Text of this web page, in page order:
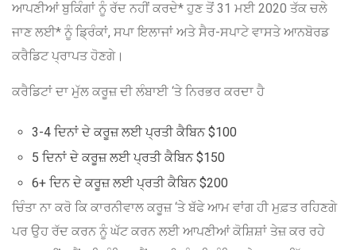
ਆਪਣੀਆਂ ਬੁਕਿੰਗਾਂ ਨੂੰ ਰੱਦ ਨਹੀਂ ਕਰਦੇ* ਹੁਣ ਤੋਂ 31 ਮਈ 2020 ਤੱਕ ਚਲੇ
ਜਾਣ ਲਈ* ਨੂੰ ਡ੍ਰਿੰਕਾਂ, ਸਪਾ ਇਲਾਜਾਂ ਅਤੇ ਸੈਰ-ਸਪਾਟੇ ਵਾਸਤੇ ਆਨਬੋਰਡ
ਕਰੈਡਿਟ ਪ੍ਰਾਪਤ ਹੋਣਗੇ।
ਕਰੈਡਿਟਾਂ ਦਾ ਮੁੱਲ ਕਰੂਜ਼ ਦੀ ਲੰਬਾਈ ‘ਤੇ ਨਿਰਭਰ ਕਰਦਾ ਹੈ
3-4 ਦਿਨਾਂ ਦੇ ਕਰੂਜ਼ ਲਈ ਪ੍ਰਤੀ ਕੈਬਿਨ $100
5 ਦਿਨਾਂ ਦੇ ਕਰੂਜ਼ ਲਈ ਪ੍ਰਤੀ ਕੈਬਿਨ $150
6+ ਦਿਨ ਦੇ ਕਰੂਜ਼ ਲਈ ਪ੍ਰਤੀ ਕੈਬਿਨ $200
ਚਿੰਤਾ ਨਾ ਕਰੋ ਕਿ ਕਾਰਨੀਵਾਲ ਕਰੂਜ਼ ‘ਤੇ ਬੱਫੇ ਆਮ ਵਾਂਗ ਹੀ ਮੁਫ਼ਤ ਰਹਿਣਗੇ
ਪਰ ਉਹ ਰੱਦ ਕਰਨ ਨੂੰ ਘੱਟ ਕਰਨ ਲਈ ਆਪਣੀਆਂ ਕੋਸ਼ਿਸ਼ਾਂ ਤੇਜ਼ ਕਰ ਰਹੇ